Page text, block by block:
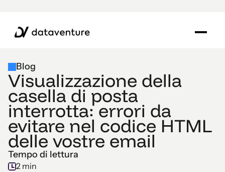
Blog
Visualizzazione della
casella di posta
interrotta: errori da
evitare nel codice HTML
delle vostre email
Tempo di lettura
2 min